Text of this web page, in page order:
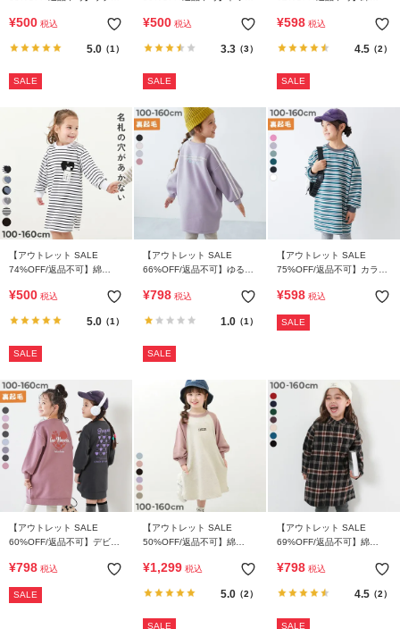
ツセット
¥500 税込
5.0（1）
SALE
¥500 税込
3.3（3）
SALE
袖ワンピース
¥598 税込
4.5（2）
SALE
【アウトレット SALE
74%OFF/返品不可】綿
ブ 長袖ワンピース
¥500 税込
5.0（1）
SALE
【アウトレット SALE
66%OFF/返品不可】ゆるっ
裏起毛ワンピース
¥798 税込
1.0（1）
SALE
【アウトレット SALE
75%OFF/返品不可】カラフ
毛 先染めボーダー ワンピー
¥598 税込
SALE
【アウトレット SALE
60%OFF/返品不可】デビラ
ース
¥798 税込
SALE
【アウトレット SALE
50%OFF/返品不可】綿
ラン スウェットワンピース
¥1,299 税込
5.0（2）
SALE
【アウトレット SALE
69%OFF/返品不可】綿
ツ ワンピース
¥798 税込
4.5（2）
SALE